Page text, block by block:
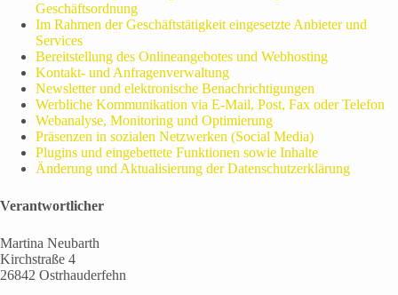
Geschäftsordnung
Im Rahmen der Geschäftstätigkeit eingesetzte Anbieter und
Services
Bereitstellung des Onlineangebotes und Webhosting
Kontakt- und Anfragenverwaltung
Newsletter und elektronische Benachrichtigungen
Werbliche Kommunikation via E-Mail, Post, Fax oder Telefon
Webanalyse, Monitoring und Optimierung
Präsenzen in sozialen Netzwerken (Social Media)
Plugins und eingebettete Funktionen sowie Inhalte
Änderung und Aktualisierung der Datenschutzerklärung
Verantwortlicher
Martina Neubarth
Kirchstraße 4
26842 Ostrhauderfehn